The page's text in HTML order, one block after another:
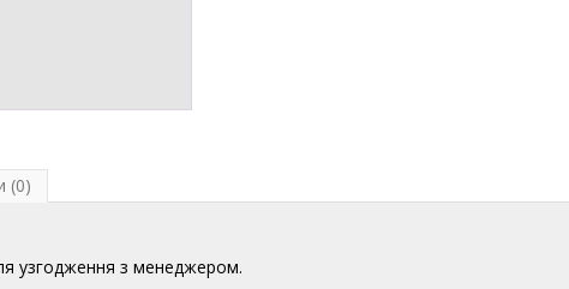
(0)
узгодження з менеджером.